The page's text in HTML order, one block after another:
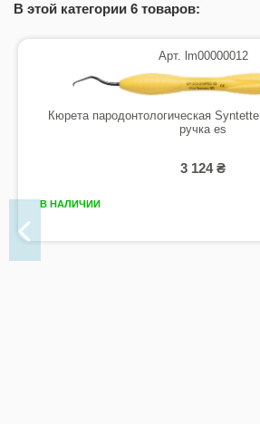
В этой категории 6 товаров:
Арт. lm00000012
Кюрета пародонтологическая
ручка es
3 124 ₴
В НАЛИЧИИ